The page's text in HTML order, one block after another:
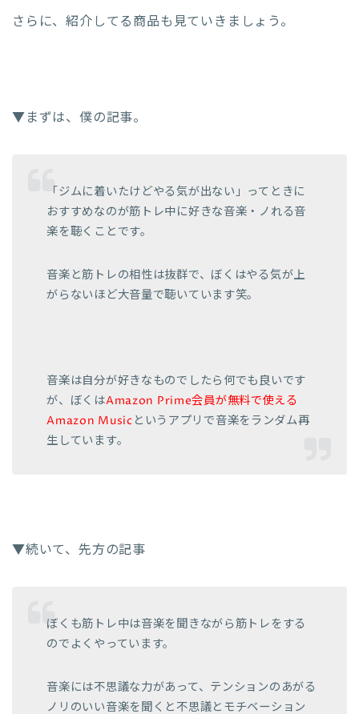
さらに、紹介してる商品も見ていきましょう。
▼まずは、僕の記事。
「ジムに着いたけどやる気が出ない」ってときに
おすすめなのが筋トレ中に好きな音楽・ノれる音
楽を聴くことです。
音楽と筋トレの相性は抜群で、ぼくはやる気が上
がらないほど大音量で聴いています笑。
音楽は自分が好きなものでしたら何でも良いです
が、ぼくはAmazon Prime会員が無料で使える
Amazon Music というアプリで音楽をランダム再
生しています。
▼続いて、先方の記事
ぼくも筋トレ中は音楽を聞きながら筋トレをする
のでよくやっています。
音楽には不思議な力があって、テンションのあがる
ノリのいい音楽を聞くと不思議とモチベーション